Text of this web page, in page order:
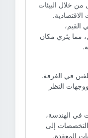
خلال البيئات
الاقتصادية.
القيم،
مما يثري مكان
في الغرفة.
النظر
في الهندسة،
التخصصات إلى
المعقدة.